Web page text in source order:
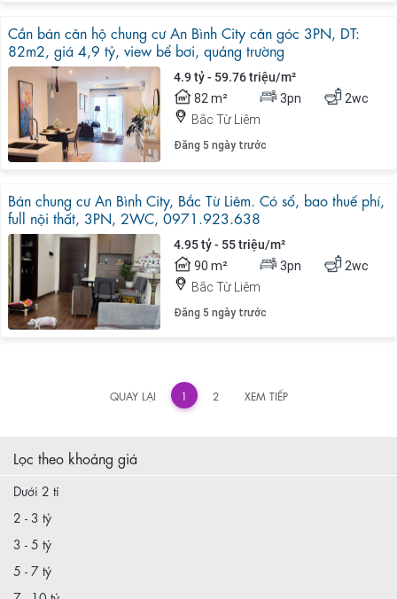
Cần bán căn hộ chung cư An Bình City căn góc 3PN, DT:
82m2, giá 4,9 tỷ, view bể bơi, quảng trường
4.9 tỷ - 59.76 triệu/m²
82 m²
3pn
2wc
Bắc Từ Liêm
Đăng 5 ngày trước
Bán chung cư An Bình City, Bắc Từ Liêm. Có sổ, bao thuế phí,
full nội thất, 3PN, 2WC, 0971.923.638
4.95 tỷ - 55 triệu/m²
90 m²
3pn
2wc
Bắc Từ Liêm
Đăng 5 ngày trước
QUAY LẠI« 1 2 XEM TIẾP»
Lọc theo khoảng giá
Dưới 2 tỉ
2 - 3 tỷ
3 - 5 tỷ
5 - 7 tỷ